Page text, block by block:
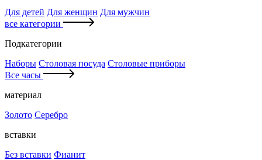
Для детей Для женщин Для мужчин
все категории
Подкатегории
Наборы Столовая посуда Столовые приборы
Все часы
материал
Золото Серебро
вставки
Без вставки Фианит